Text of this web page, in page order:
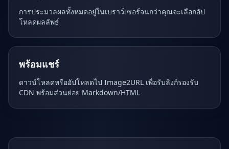
การประมวลผลทั้งหมดอยู่ในเบราว์เซอร์จนกว่าคุณจะเลือกอัป
โหลดผลลัพธ์
พร้อมแชร์
ดาวน์โหลดหรืออัปโหลดไป Image2URL เพื่อรับลิงก์รองรับ
CDN พร้อมส่วนย่อย Markdown/HTML